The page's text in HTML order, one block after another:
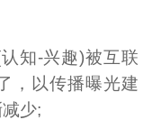
知-兴趣)被互联
，以传播曝光建
少;